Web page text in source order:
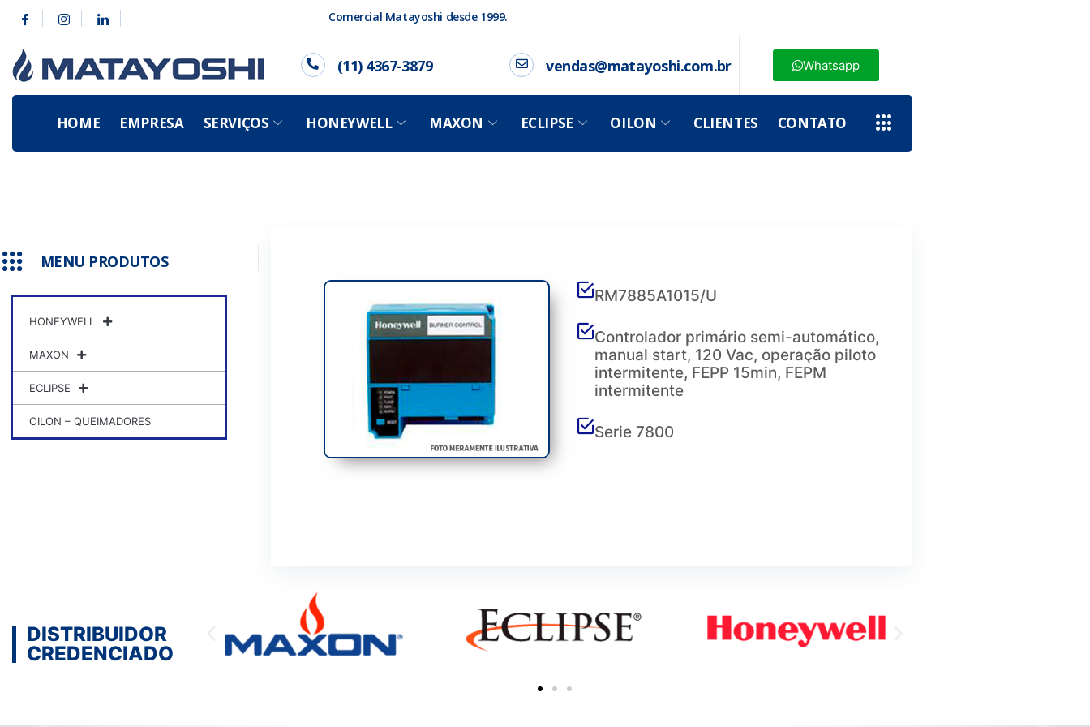
Comercial Matayoshi desde 1999.
(11) 4367-3879 vendas@matayoshi.com.br Whatsapp
HOME EMPRESA SERVIÇOS HONEYWELL MAXON ECLIPSE OILON CLIENTES CONTATO
MENU PRODUTOS
HONEYWELL
MAXON
ECLIPSE
OILON – QUEIMADORES
RM7885A1015/U
Controlador primário semi-automático,
manual start, 120 Vac, operação piloto
intermitente, FEPP 15min, FEPM
intermitente
Serie 7800
DISTRIBUIDOR
CREDENCIADO